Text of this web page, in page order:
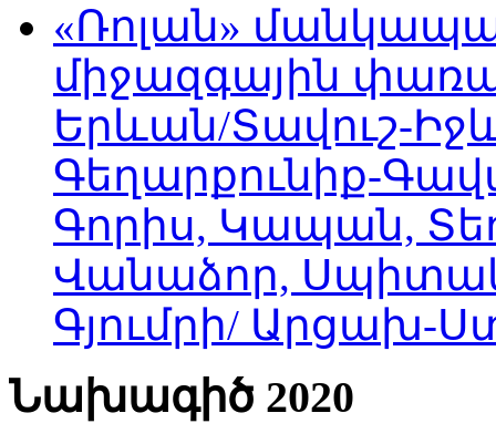
«Ռոլան»
միջազգային
Երևան/Տավուշ-
Գեղարքունիք-
Գորիս, Կապան,
Վանաձոր,
Գյումրի/ Արցախ-
Նախագիծ 2020